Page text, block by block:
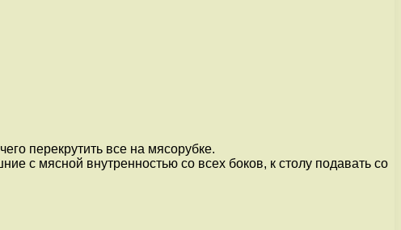
перекрутить все на мясорубке.
с мясной внутренностью со всех боков, к столу подавать со